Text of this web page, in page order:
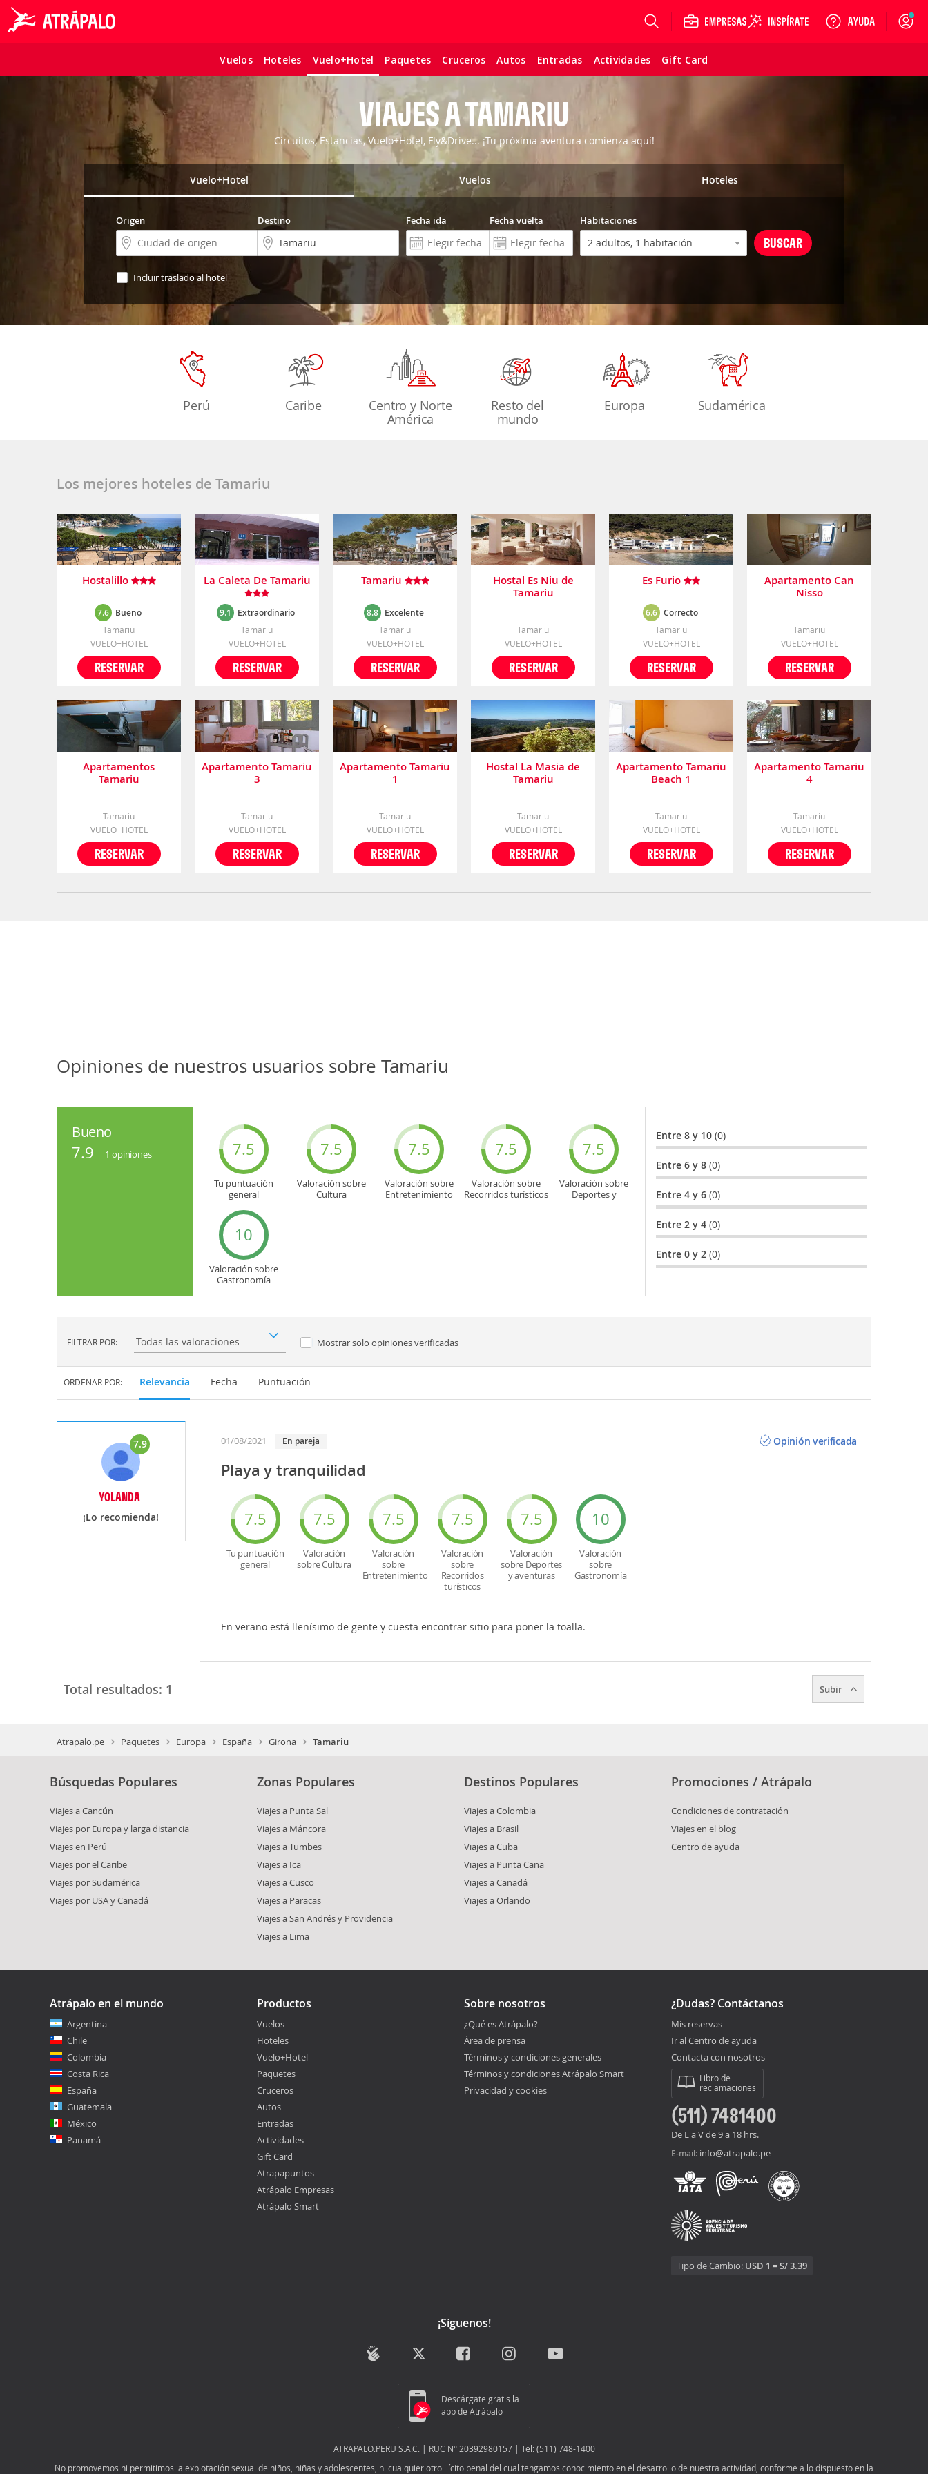
Vuelos Hoteles Vuelo+Hotel Paquetes Cruceros Autos Entradas Actividades Gift Card
Login
VIAJES A TAMARIU
Circuitos, Estancias, Vuelo+Hotel, Fly&Drive... ¡Tu próxima aventura comienza aquí!
Vuelo+Hotel Vuelos Hoteles
Origen Destino Fecha ida Fecha vuelta Habitaciones
Incluir traslado al hotel
Perú Caribe
Centro y Norte
América
Resto del
mundo
Europa Sudamérica
Los mejores hoteles de Tamariu
Hostalillo
7.6 Bueno
Tamariu
VUELO+HOTEL
RESERVAR
La Caleta De Tamariu
9.1 Extraordinario
Tamariu
VUELO+HOTEL
RESERVAR
Tamariu
8.8 Excelente
Tamariu
VUELO+HOTEL
RESERVAR
Hostal Es Niu de
Tamariu
Tamariu
VUELO+HOTEL
RESERVAR
Es Furio
6.6 Correcto
Tamariu
VUELO+HOTEL
RESERVAR
Apartamento Can
Nisso
Tamariu
VUELO+HOTEL
RESERVAR
Apartamentos
Tamariu
Tamariu
VUELO+HOTEL
RESERVAR
Apartamento Tamariu
3
Tamariu
VUELO+HOTEL
RESERVAR
Apartamento Tamariu
1
Tamariu
VUELO+HOTEL
RESERVAR
Hostal La Masia de
Tamariu
Tamariu
VUELO+HOTEL
RESERVAR
Apartamento Tamariu
Beach 1
Tamariu
VUELO+HOTEL
RESERVAR
Apartamento Tamariu
4
Tamariu
VUELO+HOTEL
RESERVAR
Opiniones de nuestros usuarios sobre Tamariu
Bueno
7.9 1 opiniones 7.5
Tu puntuación
general
7.5
Valoración sobre
Cultura
7.5
Valoración sobre
Entretenimiento
7.5
Valoración sobre
Recorridos turísticos
7.5
Valoración sobre
Deportes y
10
Valoración sobre
Gastronomía
Entre 8 y 10 (0)
Entre 6 y 8 (0)
Entre 4 y 6 (0)
Entre 2 y 4 (0)
Entre 0 y 2 (0)
FILTRAR POR: Filtrar por: Mostrar solo opiniones verificadas
ORDENAR POR: Relevancia Fecha Puntuación
7.9
YOLANDA
¡Lo recomienda!
01/08/2021 En pareja Opinión verificada
Playa y tranquilidad
7.5
Tu puntuación
general
7.5
Valoración
sobre Cultura
7.5
Valoración
sobre
Entretenimiento
7.5
Valoración
sobre
Recorridos
turísticos
7.5
Valoración
sobre Deportes
y aventuras
10
Valoración
sobre
Gastronomía
En verano está llenísimo de gente y cuesta encontrar sitio para poner la toalla.
Total resultados: 1 Subir
Atrapalo.pe Paquetes Europa España Girona Tamariu
Búsquedas Populares
Viajes a Cancún
Viajes por Europa y larga distancia
Viajes en Perú
Viajes por el Caribe
Viajes por Sudamérica
Viajes por USA y Canadá
Zonas Populares
Viajes a Punta Sal
Viajes a Máncora
Viajes a Tumbes
Viajes a Ica
Viajes a Cusco
Viajes a Paracas
Viajes a San Andrés y Providencia
Viajes a Lima
Destinos Populares
Viajes a Colombia
Viajes a Brasil
Viajes a Cuba
Viajes a Punta Cana
Viajes a Canadá
Viajes a Orlando
Promociones / Atrápalo
Condiciones de contratación
Viajes en el blog
Centro de ayuda
Atrápalo en el mundo
Argentina
Chile
Colombia
Costa Rica
España
Guatemala
México
Panamá
Productos
Vuelos
Hoteles
Vuelo+Hotel
Paquetes
Cruceros
Autos
Entradas
Actividades
Gift Card
Atrapapuntos
Atrápalo Empresas
Atrápalo Smart
Sobre nosotros
¿Qué es Atrápalo?
Área de prensa
Términos y condiciones generales
Términos y condiciones Atrápalo Smart
Privacidad y cookies
¿Dudas? Contáctanos
Mis reservas
Ir al Centro de ayuda
Contacta con nosotros
Libro de
reclamaciones
(511) 7481400
De L a V de 9 a 18 hrs.
E-mail: info@atrapalo.pe
Tipo de Cambio: USD 1 = S/ 3.39
¡Síguenos!
Descárgate gratis la
app de Atrápalo
ATRAPALO.PERU S.A.C. | RUC N° 20392980157 | Tel: (511) 748-1400
No promovemos ni permitimos la explotación sexual de niños, niñas y adolescentes, ni cualquier otro ilícito penal del cual tengamos conocimiento en el desarrollo de nuestra actividad, conforme a lo dispuesto en la